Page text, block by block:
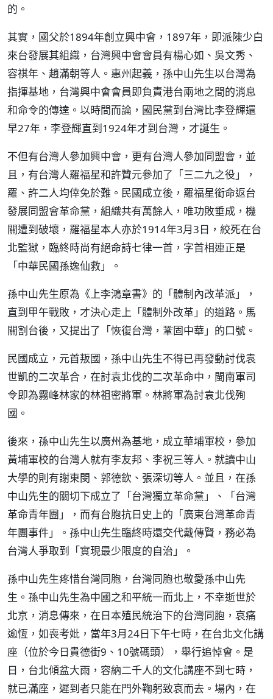
的。
其實，國父於1894年創立興中會，1897年，即派陳少白
來台發展其組織，台灣興中會會員有楊心如、吳文秀、
容祺年、趙滿朝等人。惠州起義，孫中山先生以台灣為
指揮基地，台灣興中會會員即負責港台兩地之間的消息
和命令的傳達。以時間而論，國民黨到台灣比李登輝還
早27年，李登輝直到1924年才到台灣，才誕生。
不但有台灣人參加興中會，更有台灣人參加同盟會，並
且，有台灣人羅福星和許贊元參加了「三二九之役」，
羅、許二人均倖免於難。民國成立後，羅福星銜命返台
發展同盟會革命黨，組織共有萬餘人，唯功敗垂成，機
關遭到破壞，羅福星本人亦於1914年3月3日，絞死在台
北監獄，臨終時尚有絕命詩七律一首，字首相連正是
「中華民國孫逸仙救」。
孫中山先生原為《上李鴻章書》的「體制內改革派」，
直到甲午戰敗，才決心走上「體制外改革」的道路。馬
關割台後，又提出了「恢復台灣，鞏固中華」的口號。
民國成立，元首叛國，孫中山先生不得已再發動討伐袁
世凱的二次革合，在討袁北伐的二次革命中，閩南軍司
令即為霧峰林家的林祖密將軍。林將軍為討袁北伐殉
國。
後來，孫中山先生以廣州為基地，成立華埔軍校，參加
黃埔軍校的台灣人就有李友邦、李祝三等人。就讀中山
大學的則有謝東閔、郭德欽、張深切等人。並且，在孫
中山先生的關切下成立了「台灣獨立革命黨」、「台灣
革命青年團」，而有台胞抗日史上的「廣東台灣革命青
年團事件」。孫中山先生臨終時還交代戴傳賢，務必為
台灣人爭取到「實現最少限度的自治」。
孫中山先生疼惜台灣同胞，台灣同胞也敬愛孫中山先
生。孫中山先生為中國之和平統一而北上，不幸逝世於
北京，消息傳來，在日本殖民統治下的台灣同胞，哀痛
逾恆，如喪考妣，當年3月24日下午七時，在台北文化講
座（位於今日貴德街9、10號碼頭），舉行追悼會。是
日，台北傾盆大雨，容納二千人的文化講座不到七時，
就已滿座，遲到者只能在門外鞠躬致哀而去。場內，在